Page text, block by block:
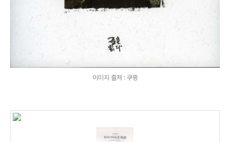
이미지 출처 : 쿠팡